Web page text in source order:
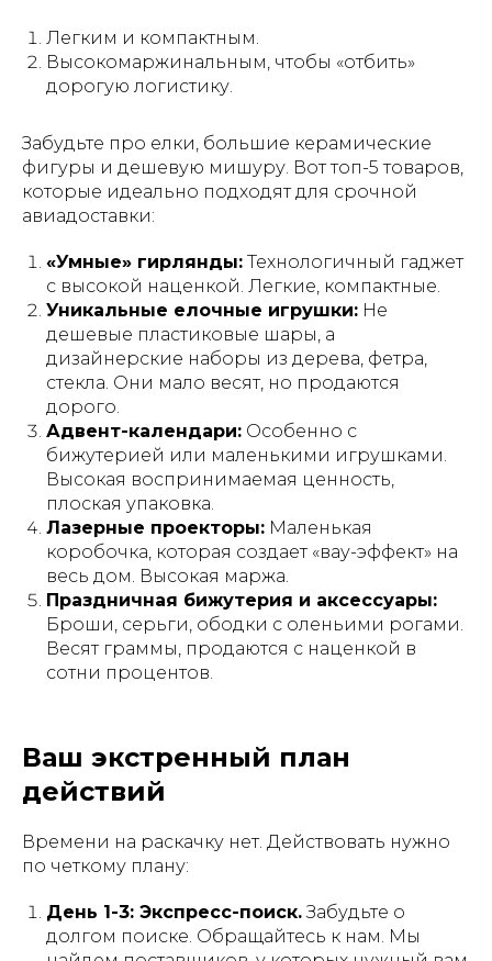
Легким и компактным.
Высокомаржинальным, чтобы «отбить»
дорогую логистику.
Забудьте про елки, большие керамические
фигуры и дешевую мишуру. Вот топ-5 товаров,
которые идеально подходят для срочной
авиадоставки:
«Умные» гирлянды: Технологичный гаджет
с высокой наценкой. Легкие, компактные.
Уникальные елочные игрушки: Не
дешевые пластиковые шары, а
дизайнерские наборы из дерева, фетра,
стекла. Они мало весят, но продаются
дорого.
Адвент-календари: Особенно с
бижутерией или маленькими игрушками.
Высокая воспринимаемая ценность,
плоская упаковка.
Лазерные проекторы: Маленькая
коробочка, которая создает «вау-эффект» на
весь дом. Высокая маржа.
Праздничная бижутерия и аксессуары:
Броши, серьги, ободки с оленьими рогами.
Весят граммы, продаются с наценкой в
сотни процентов.
Ваш экстренный план
действий
Времени на раскачку нет. Действовать нужно
по четкому плану:
День 1-3: Экспресс-поиск.Забудьте о
долгом поиске. Обращайтесь к нам. Мы